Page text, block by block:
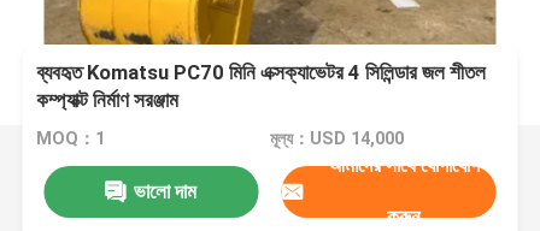
ব্যবহৃত Komatsu PC70 মিনি এক্সক্যাভেটর 4 সিলিন্ডার জল শীতল
কম্প্যাক্ট নির্মাণ সরঞ্জাম
MOQ：1 মূল্য：USD 14,000
ভালো দাম
আমাদের সাথে যোগাযোগ
করুন